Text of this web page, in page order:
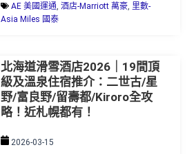
AE 美國運通 酒店-Marriott 萬豪, 里數-
Asia Miles 國泰
北海道滑雪酒店2026｜19間頂
級及溫泉住宿推介：二世古/星
野/富良野/留壽都/Kiroro全攻
略！近札幌都有！
2026-03-15